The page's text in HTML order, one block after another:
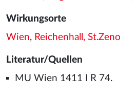
Wirkungsorte
Wien, Reichenhall, St.Zeno
Literatur/Quellen
MU Wien 1411 I R 74.